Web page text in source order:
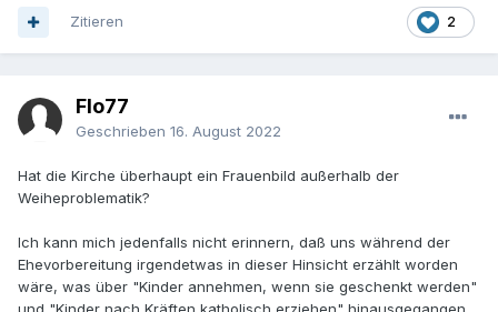
2
Zitieren
Flo77
Geschrieben 16. August 2022
Hat die Kirche überhaupt ein Frauenbild außerhalb der
Weiheproblematik?
Ich kann mich jedenfalls nicht erinnern, daß uns während der
Ehevorbereitung irgendetwas in dieser Hinsicht erzählt worden
wäre, was über "Kinder annehmen, wenn sie geschenkt werden"